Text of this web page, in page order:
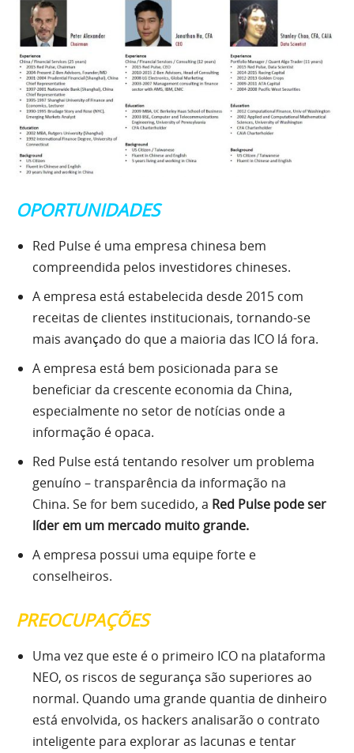
OPORTUNIDADES
Red Pulse é uma empresa chinesa bem
compreendida pelos investidores chineses.
A empresa está estabelecida desde 2015 com
receitas de clientes institucionais, tornando-se
mais avançado do que a maioria das ICO lá fora.
A empresa está bem posicionada para se
beneficiar da crescente economia da China,
especialmente no setor de notícias onde a
informação é opaca.
Red Pulse está tentando resolver um problema
genuíno – transparência da informação na
China. Se for bem sucedido, a Red Pulse pode ser
líder em um mercado muito grande.
A empresa possui uma equipe forte e
conselheiros.
PREOCUPAÇÕES
Uma vez que este é o primeiro ICO na plataforma
NEO, os riscos de segurança são superiores ao
normal. Quando uma grande quantia de dinheiro
está envolvida, os hackers analisarão o contrato
inteligente para explorar as lacunas e tentar